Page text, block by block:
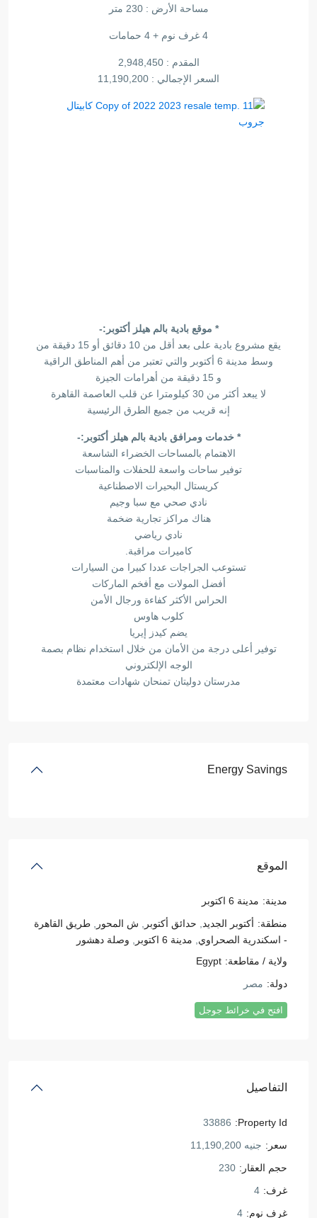
مساحة الأرض : 230 متر
4 غرف نوم + 4 حمامات
المقدم : 2,948,450
السعر الإجمالي : 11,190,200
* موقع بادية بالم هيلز أكتوبر:-
يقع مشروع بادية على بعد أقل من 10 دقائق أو 15 دقيقة من
وسط مدينة 6 أكتوبر والتي تعتبر من أهم المناطق الراقية
و 15 دقيقة من أهرامات الجيزة
لا يبعد أكثر من 30 كيلومترا عن قلب العاصمة القاهرة
إنه قريب من جميع الطرق الرئيسية
* خدمات ومرافق بادية بالم هيلز أكتوبر:-
الاهتمام بالمساحات الخضراء الشاسعة
توفير ساحات واسعة للحفلات والمناسبات
كريستال البحيرات الاصطناعية
نادي صحي مع سبا وجيم
هناك مراكز تجارية ضخمة
نادي رياضي
كاميرات مراقبة.
تستوعب الجراجات عددا كبيرا من السيارات
أفضل المولات مع أفخم الماركات
الحراس الأكثر كفاءة ورجال الأمن
كلوب هاوس
يضم كيدز إيريا
توفير أعلى درجة من الأمان من خلال استخدام نظام بصمة
الوجه الإلكتروني
مدرستان دوليتان تمنحان شهادات معتمدة
Energy Savings
الموقع
مدينة: مدينة 6 اكتوبر
منطقة: أكتوبر الجديد حدائق أكتوبر ش المحور
طريق القاهرة
- اسكندرية الصحراوي
مدينة 6 اكتوبر
وصلة دهشور
ولاية / مقاطعة: Egypt
دولة: مصر
افتح في خرائط جوجل
التفاصيل
Property Id:
33886
سعر: جنيه 11,190,200
حجم العقار: 230
غرف: 4
غرف نوم: 4